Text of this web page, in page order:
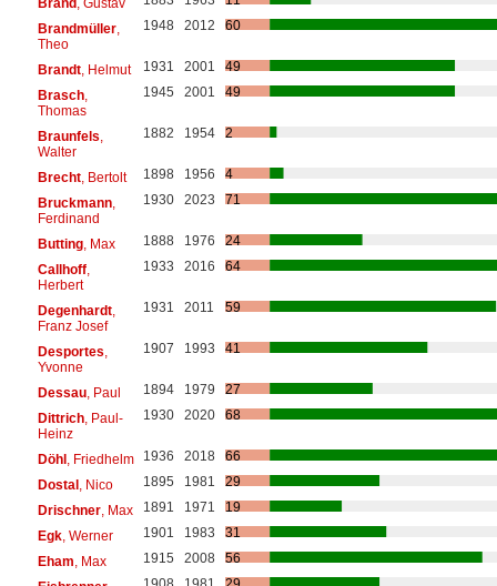
Brandmüller,
Theo
1948 2012 60
Brandt, Helmut 1931 2001
49
Brasch,
Thomas
1945 2001 49
Braunfels
Walter
1882 1954 2
Brecht, Bertolt 1898 1956
4
Bruckmann,
Ferdinand
1930 2023 71
Butting, Max 1888 1976
24
Callhoff,
Herbert
1933 2016 64
Degenhardt,
Franz Josef
1931 2011 59
Desportes
Yvonne
1907 1993 41
Dessau, Paul 1894 1979
27
Dittrich, Paul-
Heinz
1930 2020 68
Döhl, Friedhelm 1936 2018
66
Dostal, Nico 1895 1981
29
Drischner, Max 1891 1971
19
Egk, Werner 1901 1983
31
Eham , Max 1915 2008
56